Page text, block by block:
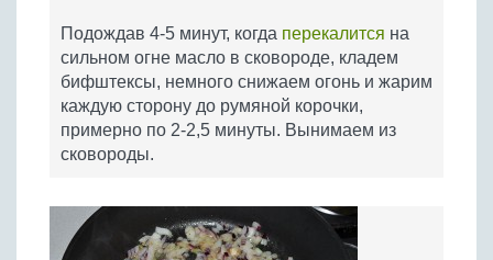
Подождав 4-5 минут, когда перекалится на
сильном огне масло в сковороде, кладем
бифштексы, немного снижаем огонь и жарим
каждую сторону до румяной корочки,
примерно по 2-2,5 минуты. Вынимаем из
сковороды.